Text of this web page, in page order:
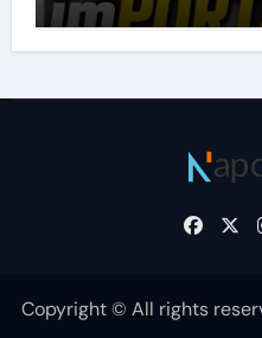
Copyright © All rights